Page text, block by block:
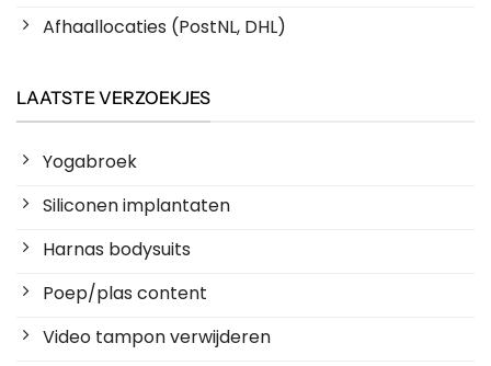
Afhaallocaties (PostNL, DHL)
LAATSTE VERZOEKJES
Yogabroek
Siliconen implantaten
Harnas bodysuits
Poep/plas content
Video tampon verwijderen